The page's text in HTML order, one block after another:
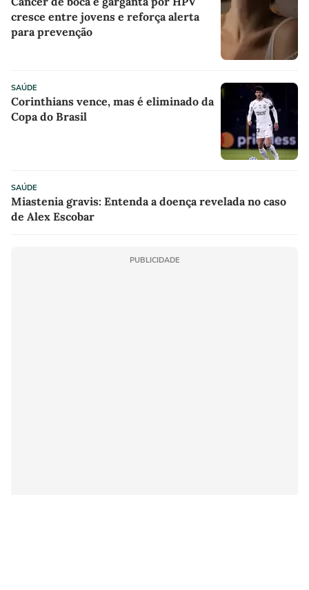
cresce entre jovens e reforça alerta
para prevenção
SAÚDE
Corinthians vence, mas é eliminado da
Copa do Brasil
SAÚDE
Miastenia gravis: Entenda a doença revelada no caso
de Alex Escobar
PUBLICIDADE